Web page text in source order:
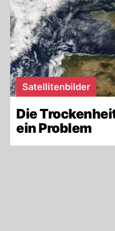
Satellitenbilder
Die
ein Problem